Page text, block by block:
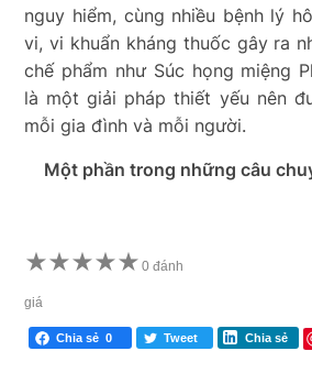
nguy hiểm, cùng nhiều bệnh lý
vi, vi khuẩn kháng thuốc gây ra
chế phẩm như Súc họng miệng
là một giải pháp thiết yếu nên
mỗi gia đình và mỗi người.
Một phần trong những câu
★★★★★ 0 đánh
giá
Chia sẻ 0 Tweet Chia sẻ